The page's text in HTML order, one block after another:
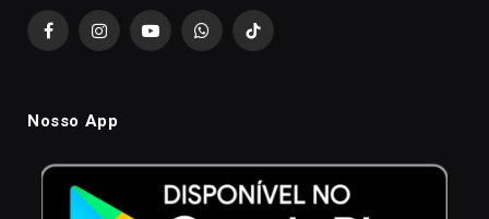
FacebookInstagramYouTubeWhatsAppTikTok
Nosso App